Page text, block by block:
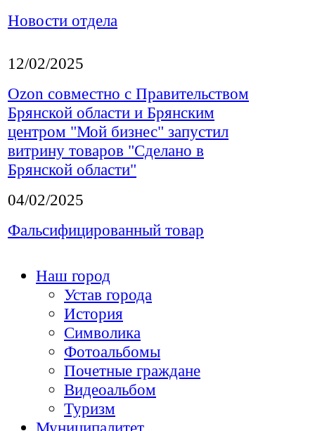
Новости отдела
12/02/2025
Ozon совместно с Правительством
Брянской области и Брянским
центром "Мой бизнес" запустил
витрину товаров "Сделано в
Брянской области"
04/02/2025
Фальсифицированный товар
Наш город
Устав города
История
Символика
Фотоальбомы
Почетные граждане
Видеоальбом
Туризм